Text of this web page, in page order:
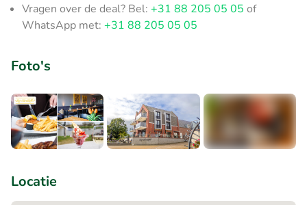
Vragen over de deal? Bel: +31 88 205 05 05 of
WhatsApp met: +31 88 205 05 05
Foto's
Locatie